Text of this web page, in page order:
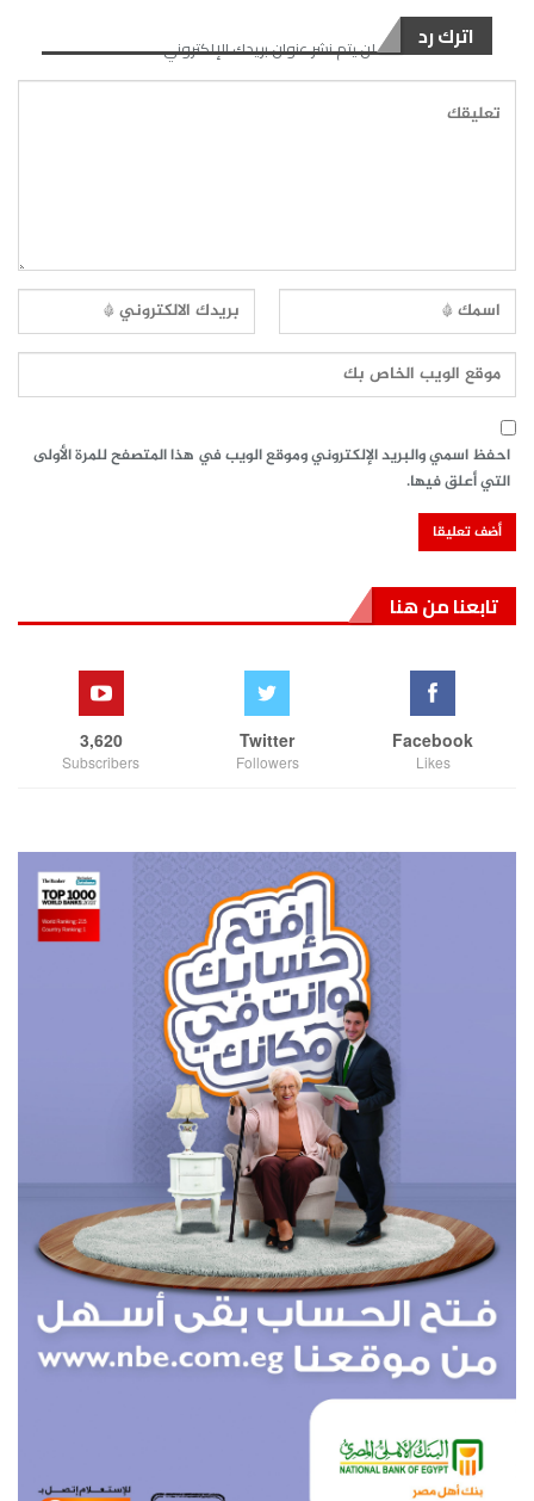
اترك رد لن يتم نشر عنوان بريدك الإلكتروني.
احفظ اسمي والبريد الإلكتروني وموقع الويب في هذا المتصفح للمرة الأولى
التي أعلق فيها.
تابعنا من هنا
Facebook
Likes
Twitter
Followers
3,620
Subscribers